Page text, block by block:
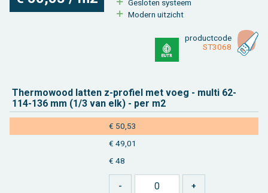
Ge­slo­ten sys­teem
Mo­dern uit­zicht
product­code
ST3068
Ther­mo­wood lat­ten z-pro­fiel met voeg - multi 62-
114-136 mm (1/3 van elk) - per m2
€ 50,53
€ 49,01
€ 48